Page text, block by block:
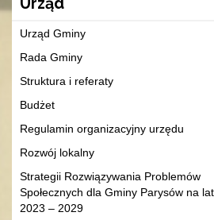
Urząd
Urząd Gminy
Rada Gminy
Struktura i referaty
Budżet
Regulamin organizacyjny urzędu
Rozwój lokalny
Strategii Rozwiązywania Problemów
Społecznych dla Gminy Parysów na
2023 – 2029